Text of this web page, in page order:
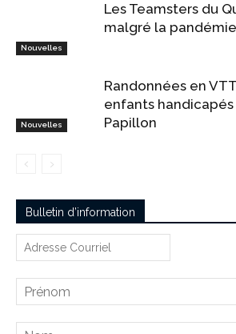
Nouvelles
Les Teamsters du
malgré la pandémie
Nouvelles
Randonnées en
enfants handicapés
Papillon
Bulletin d’information